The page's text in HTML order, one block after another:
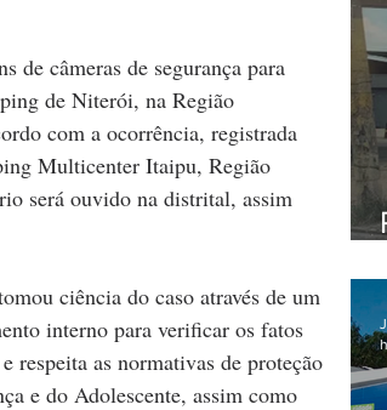
de câmeras de segurança para
de Niterói, na Região
com a ocorrência, registrada
Multicenter Itaipu, Região
será ouvido na distrital, assim
ciência do caso através de um
interno para verificar os fatos
respeita as normativas de proteção
e do Adolescente, assim como